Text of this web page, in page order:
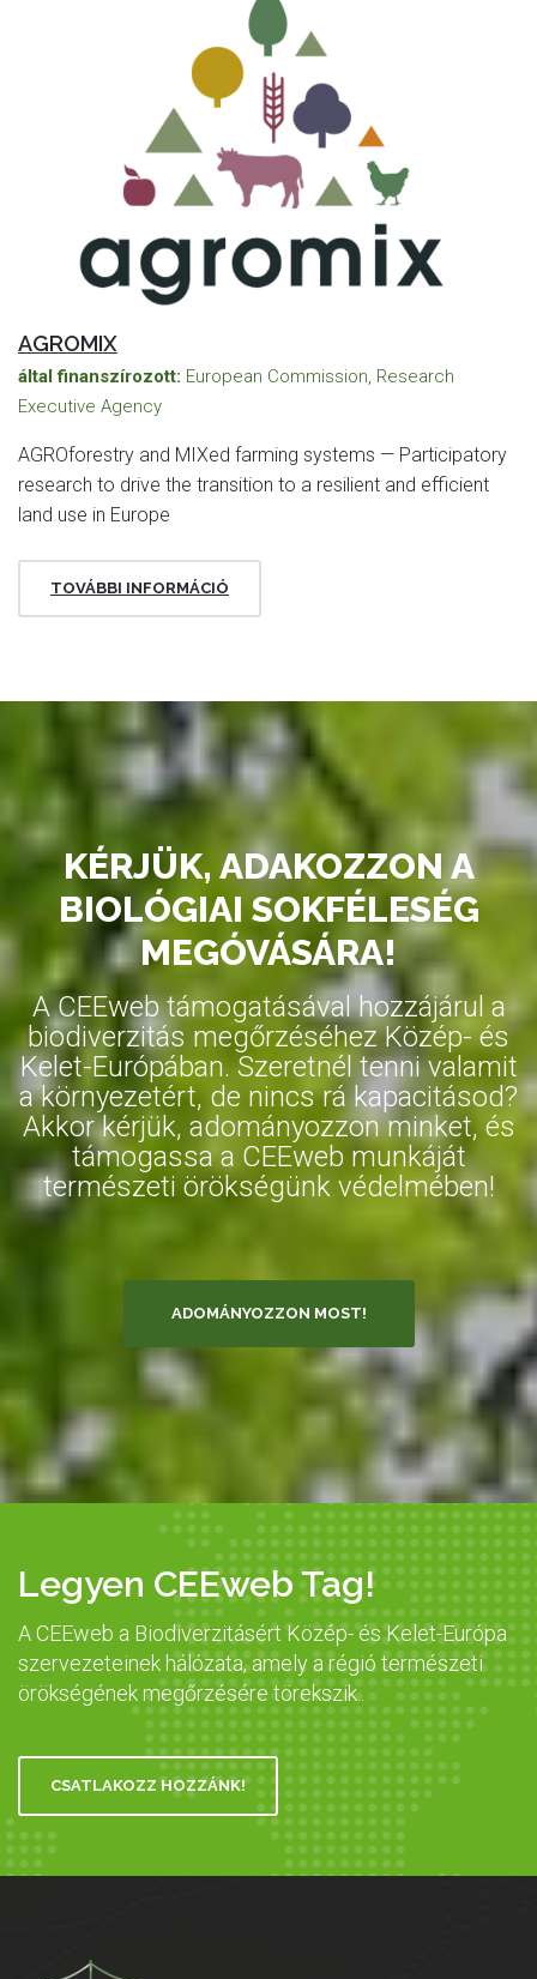
AGROMIX
által finanszírozott: European Commission, Research
Executive Agency
AGROforestry and MIXed farming systems — Participatory
research to drive the transition to a resilient and efficient
land use in Europe
TOVÁBBI INFORMÁCIÓ
KÉRJÜK, ADAKOZZON A
BIOLÓGIAI SOKFÉLESÉG
MEGÓVÁSÁRA!
A CEEweb támogatásával hozzájárul a
biodiverzitás megőrzéséhez Közép- és
Kelet-Európában. Szeretnél tenni valamit
a környezetért, de nincs rá kapacitásod?
Akkor kérjük, adományozzon minket, és
támogassa a CEEweb munkáját
természeti örökségünk védelmében!
ADOMÁNYOZZON MOST!
Legyen CEEweb Tag!
A CEEweb a Biodiverzitásért Közép- és Kelet-Európa
szervezeteinek hálózata, amely a régió természeti
örökségének megőrzésére törekszik..
CSATLAKOZZ HOZZÁNK!